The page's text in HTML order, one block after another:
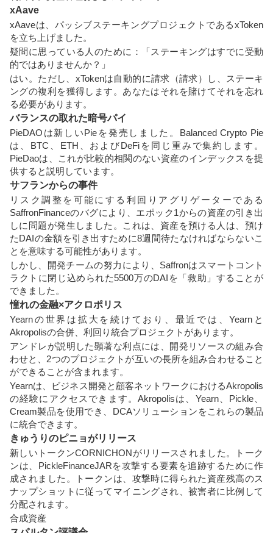
xAave
xAaveは、パッシブステーキングプロジェクトであるxToken
を立ち上げました。
疑問に思っている人のために：「ステーキングはすでに受動
的ではありませんか？」
はい。ただし、xTokenは自動的に請求（請求）し、ステーキ
ングの複利を獲得します。あなたはそれを賭けてそれを忘れ
る必要があります。
バランスの取れた暗号パイ
PieDAOは新しいPieを発売しました。Balanced Crypto Pie
は、BTC、ETH、およびDeFiを同じ重みで集約します。
PieDaoは、これが比較的相関のない資産のインデックスを提
供すると説明しています。
サフランからの事件
リスク調整を可能にする利回りアグリゲーターである
SaffronFinanceのバグにより、エポック1からの資産の引き出
しに問題が発生しました。これは、資産を預ける人は、預け
たDAIの金額を引き出すために8週間待たなければならないこ
とを意味する可能性があります。
しかし、開発チームの努力により、Saffronはスマートコント
ラクトに閉じ込められた5500万のDAIを「救助」することが
できました。
憧れの金融×アクロポリス
Yearnの世界は拡大を続けており、最近では、Yearnと
Akropolisの合併、利回り統合プロジェクトがあります。
アンドレが説明した顕著な利点には、開発リソースの組み合
わせと、2つのプロジェクトが互いの長所を組み合わせること
ができることが含まれます。
Yearnは、ビジネス開発と顧客ネットワークにおけるAkropolis
の経験にアクセスできます。Akropolisは、Yearn、Pickle、
Cream製品を使用でき、DCAソリューションをこれらの製品
に統合できます。
きゅうりのピニョがリリース
新しいトークンCORNICHONがリリースされました。トーク
ンは、PickleFinanceJARを攻撃する要素を追跡するために作
成されました。トークンは、攻撃時に得られた資産残高のス
ナップショットに従ってマイニングされ、被害者に比例して
分配されます。
合成資産